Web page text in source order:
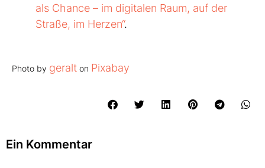
als Chance – im digitalen Raum, auf der
Straße, im Herzen“.
Photo by geralt on Pixabay
Ein Kommentar